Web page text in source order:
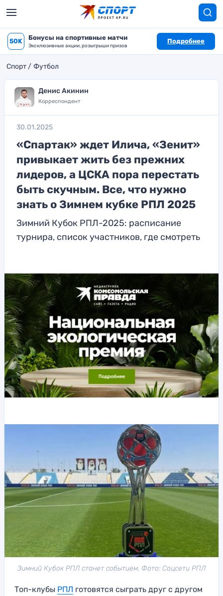
50K Бонусы на спортивные матчи
Эксклюзивные акции, розыгрыши призов
Подробнее
Спорт Футбол
Денис Акинин
Корреспондент
30.01.2025
«Спартак» ждет Илича, «Зенит»
привыкает жить без прежних
лидеров, а ЦСКА пора перестать
быть скучным. Все, что нужно
знать о Зимнем кубке РПЛ 2025
Зимний Кубок РПЛ-2025: расписание
турнира, список участников, где смотреть
Зимний Кубок РПЛ станет событием. Фото: Соцсети РПЛ
Топ-клубы РПЛ готовятся сыграть друг с другом